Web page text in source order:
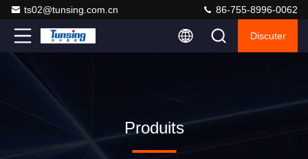
ts02@tunsing.com.cn 86-755-8996-0062
Discuter
Produits